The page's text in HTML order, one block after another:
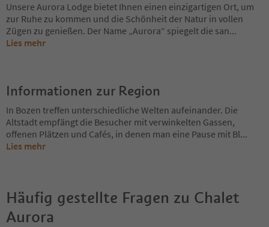
Unsere Aurora Lodge bietet Ihnen einen einzigartigen Ort, um
zur Ruhe zu kommen und die Schönheit der Natur in vollen
Zügen zu genießen. Der Name „Aurora“ spiegelt die san...
Lies mehr
Informationen zur Region
In Bozen treffen unterschiedliche Welten aufeinander. Die
Altstadt empfängt die Besucher mit verwinkelten Gassen,
offenen Plätzen und Cafés, in denen man eine Pause mit Bl...
Lies mehr
Häufig gestellte Fragen zu Chalet
Aurora